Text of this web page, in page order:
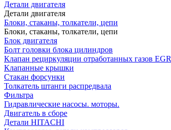
Детали двигателя
Детали двигателя
Блоки, стаканы, толкатели, цепи
Блоки, стаканы, толкатели, цепи
Блок двигателя
Болт головки блока цилиндров
Клапан рециркуляции отработанных газов EGR
Клапанные крышки
Стакан форсунки
Толкатель штанги распредвала
Фильтра
Гидравлические насосы. моторы.
Двигатель в сборе
Детали HITACHI